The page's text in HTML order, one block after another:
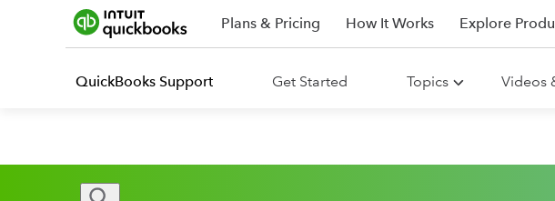
Plans & Pricing How It Works Explore
QuickBooks Support Get Started Topics Videos